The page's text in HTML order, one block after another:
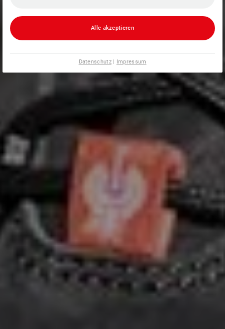
Alle akzeptieren
Datenschutz| Impressum